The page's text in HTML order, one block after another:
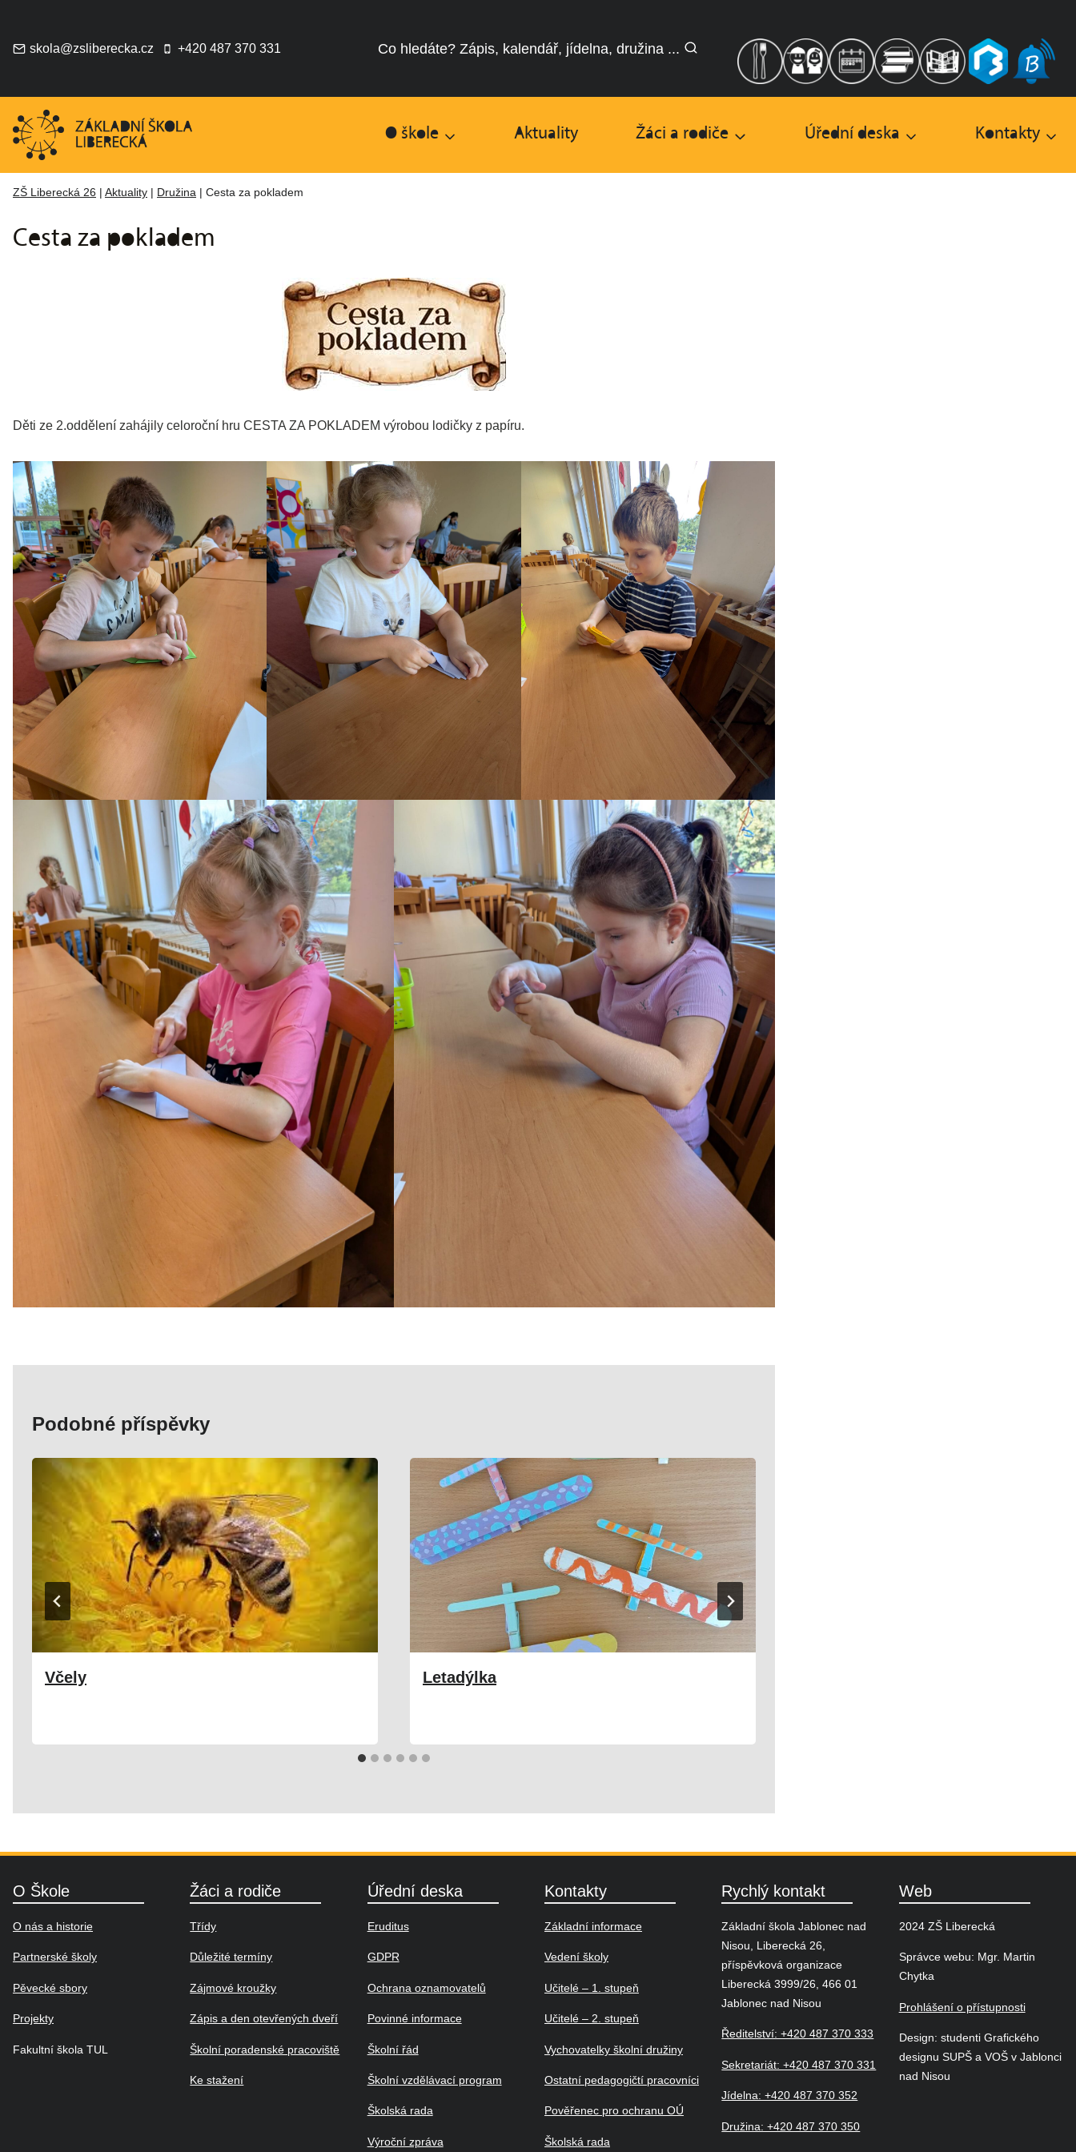
obsahskola@zsliberecka.cz +420 487 370 331 Co hledáte? Zápis, kalendář, jídelna, družina ...
O škole Aktuality Žáci a rodiče Úřední deska Kontakty
ZŠ Liberecká 26 Aktuality Družina Cesta za pokladem
Cesta za pokladem
Děti ze 2.oddělení zahájily celoroční hru CESTA ZA POKLADEM výrobou lodičky z papíru.
Podobné příspěvky
Včely Letadýlka
O Škole
O nás a historie
Partnerské školy
Pěvecké sbory
Projekty
Fakultní škola TUL
Žáci a rodiče
Třídy
Důležité termíny
Zájmové kroužky
Zápis a den otevřených dveří
Školní poradenské pracoviště
Ke stažení
Úřední deska
Eruditus
GDPR
Ochrana oznamovatelů
Povinné informace
Školní řád
Školní vzdělávací program
Školská rada
Výroční zpráva
Kontakty
Základní informace
Vedení školy
Učitelé – 1. stupeň
Učitelé – 2. stupeň
Vychovatelky školní družiny
Ostatní pedagogičtí pracovníci
Pověřenec pro ochranu OÚ
Školská rada
Rychlý kontakt
Základní škola Jablonec nad
Nisou, Liberecká 26,
příspěvková organizace
Liberecká 3999/26, 466 01
Jablonec nad Nisou
Ředitelství: +420 487 370 333
Sekretariát: +420 487 370 331
Jídelna: +420 487 370 352
Družina: +420 487 370 350
Web
2024 ZŠ Liberecká
Správce webu: Mgr. Martin
Chytka
Prohlášení o přístupnosti
Design: studenti Grafického
designu SUPŠ a VOŠ v Jablonci
nad Nisou